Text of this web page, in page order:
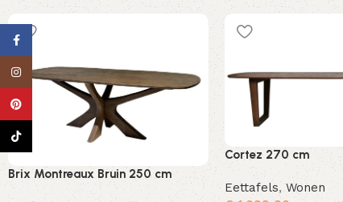
Brix Montreaux Bruin 250 cm
Cortez 270 cm
Eettafels,Wonen
Facebook
Instagram
Pinterest